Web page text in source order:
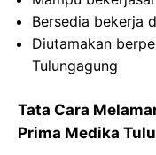
Bersedia bekerja
Diutamakan
Tulungagung
Tata Cara
Prima Medika